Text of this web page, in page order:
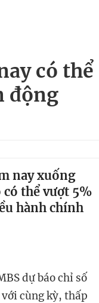
có thể
động
nay xuống
có thể vượt 5%
hành chính
dự báo chỉ số
cùng kỳ, thấp